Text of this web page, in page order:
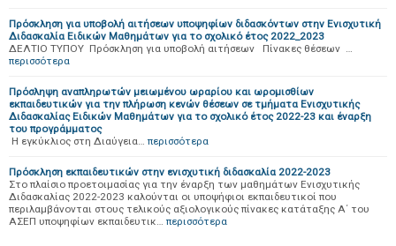
Πρόσκληση για υποβολή αιτήσεων υποψηφίων διδασκόντων στην Ενισχυτική
Διδασκαλία Ειδικών Μαθημάτων για το σχολικό έτος 2022_2023
ΔΕΛΤΙΟ ΤΥΠΟΥ Πρόσκληση για υποβολή αιτήσεων Πίνακες θέσεων …
περισσότερα
Πρόσληψη αναπληρωτών μειωμένου ωραρίου και ωρομισθίων
εκπαιδευτικών για την πλήρωση κενών θέσεων σε τμήματα Ενισχυτικής
Διδασκαλίας Ειδικών Μαθημάτων για το σχολικό έτος 2022-23 και έναρξη
του προγράμματος
H εγκύκλιος στη Διαύγεια… περισσότερα
Πρόσκληση εκπαιδευτικών στην ενισχυτική διδασκαλία 2022-2023
Στο πλαίσιο προετοιμασίας για την έναρξη των μαθημάτων Ενισχυτικής
Διδασκαλίας 2022-2023 καλούνται οι υποψήφιοι εκπαιδευτικοί που
περιλαμβάνονται στους τελικούς αξιολογικούς πίνακες κατάταξης Α΄ του
ΑΣΕΠ υποψηφίων εκπαιδευτικ… περισσότερα